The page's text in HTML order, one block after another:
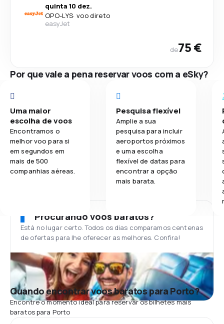
quinta 10 dez.
OPO-LYS· voo direto
easyJet
de75 €
Por que vale a pena reservar voos com a eSky?
Uma maior
escolha de voos
Encontramos o
melhor voo para si
em segundos em
mais de 500
companhias aéreas.
Pesquisa flexível
Amplie a sua
pesquisa para incluir
aeroportos próximos
e uma escolha
flexível de datas para
encontrar a opção
mais barata.
Procurando voos baratos?
Está no lugar certo. Todos os dias comparamos centenas
de ofertas para lhe oferecer as melhores. Confira!
Quando encontrar voos baratos para Porto?
Encontre o momento ideal para reservar os bilhetes mais
baratos para Porto